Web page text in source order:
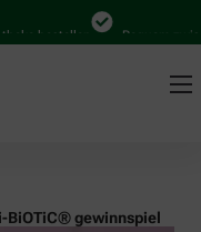
Bequem
BiOTiC® gewinnspiel